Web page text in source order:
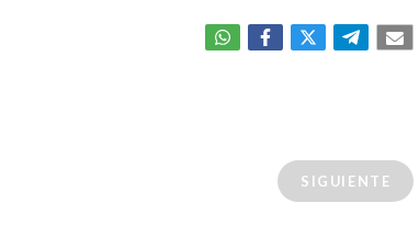
SIGUIENTE